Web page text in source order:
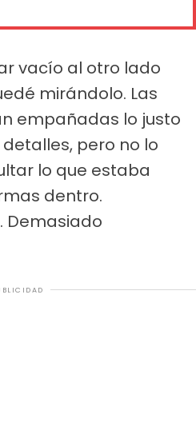
vacío al otro lado
mirándolo. Las
empañadas lo justo
pero no lo
lo que estaba
dentro.
Demasiado